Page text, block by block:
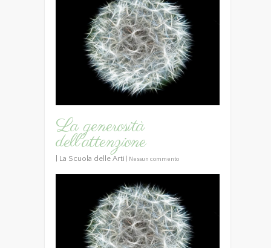
La generosità
dell’attenzione
La Scuola delle Arti Nessun commento